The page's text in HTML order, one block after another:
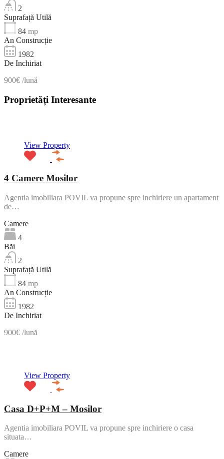
2
Suprafață Utilă
84 mp
An Construcție
1982
De Inchiriat
900€ /lună
Proprietăți Interesante
View Property
4 Camere Mosilor
Agentia imobiliara POVIL va propune spre inchiriere un apartament
de…
Camere
4
Băi
2
Suprafață Utilă
84 mp
An Construcție
1982
De Inchiriat
900€ /lună
View Property
Casa D+P+M – Mosilor
Agentia imobiliara POVIL va propune spre inchiriere o casa
situata…
Camere